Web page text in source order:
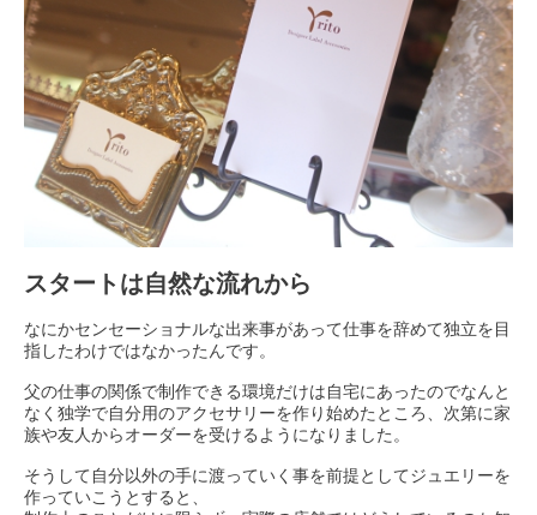
スタートは自然な流れから
なにかセンセーショナルな出来事があって仕事を辞めて独立を目
指したわけではなかったんです。
父の仕事の関係で制作できる環境だけは自宅にあったのでなんと
なく独学で自分用のアクセサリーを作り始めたところ、次第に家
族や友人からオーダーを受けるようになりました。
そうして自分以外の手に渡っていく事を前提としてジュエリーを
作っていこうとすると、